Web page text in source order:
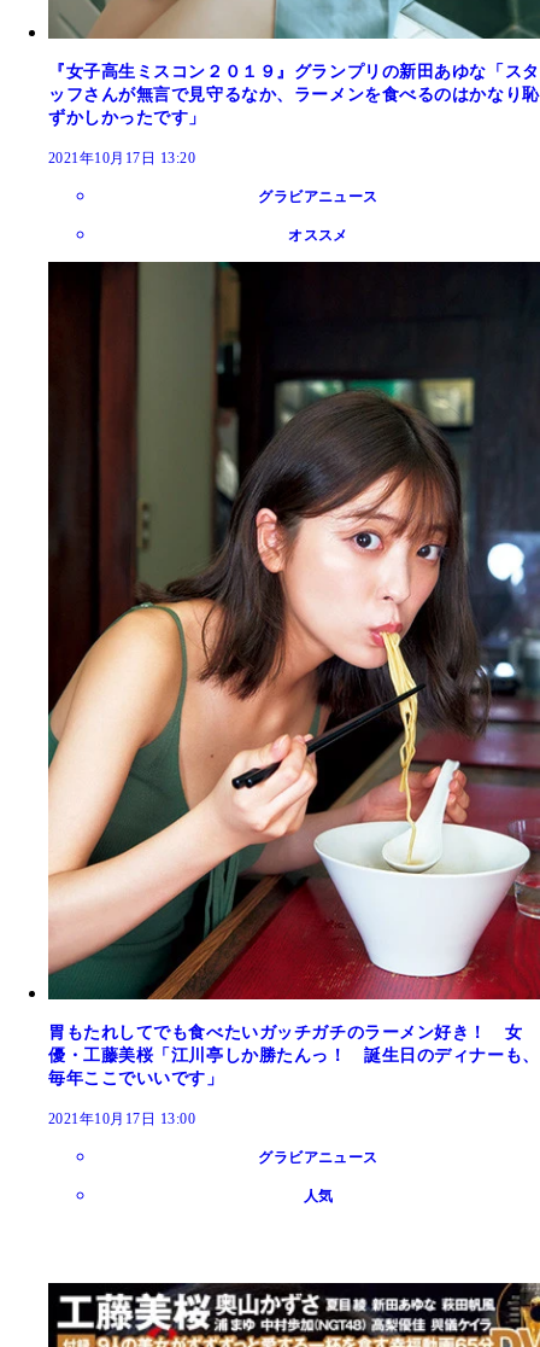
『女子高生ミスコン２０１９』グランプリの新田あゆな「スタ
ッフさんが無言で見守るなか、ラーメンを食べるのはかなり恥
ずかしかったです」
2021年10月17日 13:20
グラビアニュース
オススメ
胃もたれしてでも食べたいガッチガチのラーメン好き！ 女
優・工藤美桜「江川亭しか勝たんっ！ 誕生日のディナーも、
毎年ここでいいです」
2021年10月17日 13:00
グラビアニュース
人気